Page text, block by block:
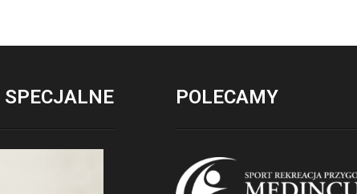
SPECJALNE POLECAMY